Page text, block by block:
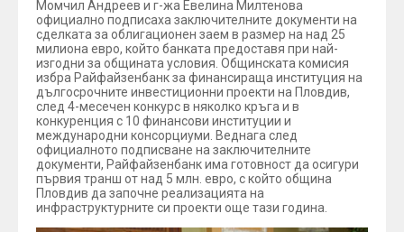
Момчил Андреев и г-жа Евелина Милтенова
официално подписаха заключителните документи на
сделката за облигационен заем в размер на над 25
милиона евро, който банката предоставя при най-
изгодни за общината условия. Общинската комисия
избра Райфайзенбанк за финансираща институция на
дългосрочните инвестиционни проекти на Пловдив,
след 4-месечен конкурс в няколко кръга и в
конкуренция с 10 финансови институции и
международни консорциуми. Веднага след
официалното подписване на заключителните
документи, Райфайзенбанк има готовност да осигури
първия транш от над 5 млн. евро, с който община
Пловдив да започне реализацията на
инфраструктурните си проекти още тази година.